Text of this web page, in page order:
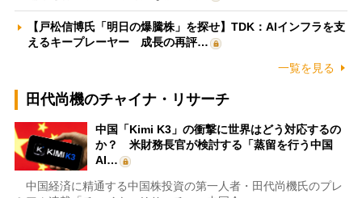
【戸松信博氏「明日の爆騰株」を探せ】TDK：AIインフラを支
えるキープレーヤー 成長の再評…
一覧を見る
田代尚機のチャイナ・リサーチ
中国「Kimi K3」の衝撃に世界はどう対応するの
か？ 米財務長官が検討する「蒸留を行う中国
AI…
中国経済に精通する中国株投資の第一人者・田代尚機氏のプレ